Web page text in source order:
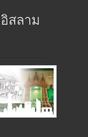
สลาม